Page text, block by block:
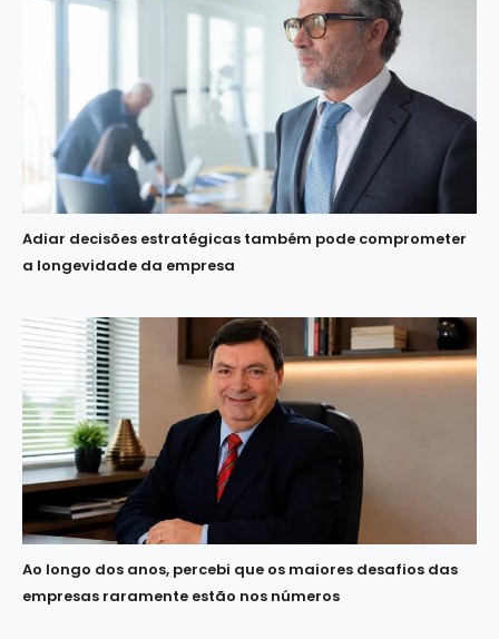
Adiar decisões estratégicas também pode comprometer
a longevidade da empresa
Ao longo dos anos, percebi que os maiores desafios das
empresas raramente estão nos números